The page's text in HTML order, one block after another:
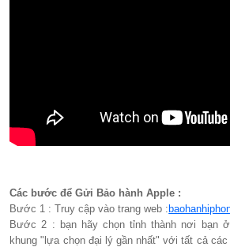
Các bước để Gửi Bảo hành Apple :
Bước 1 : Truy cập vào trang web :
Bước 2 : bạn hãy chọn tỉnh thành nơi bạn
khung "lựa chọn đại lý gần nhất" với tất cả